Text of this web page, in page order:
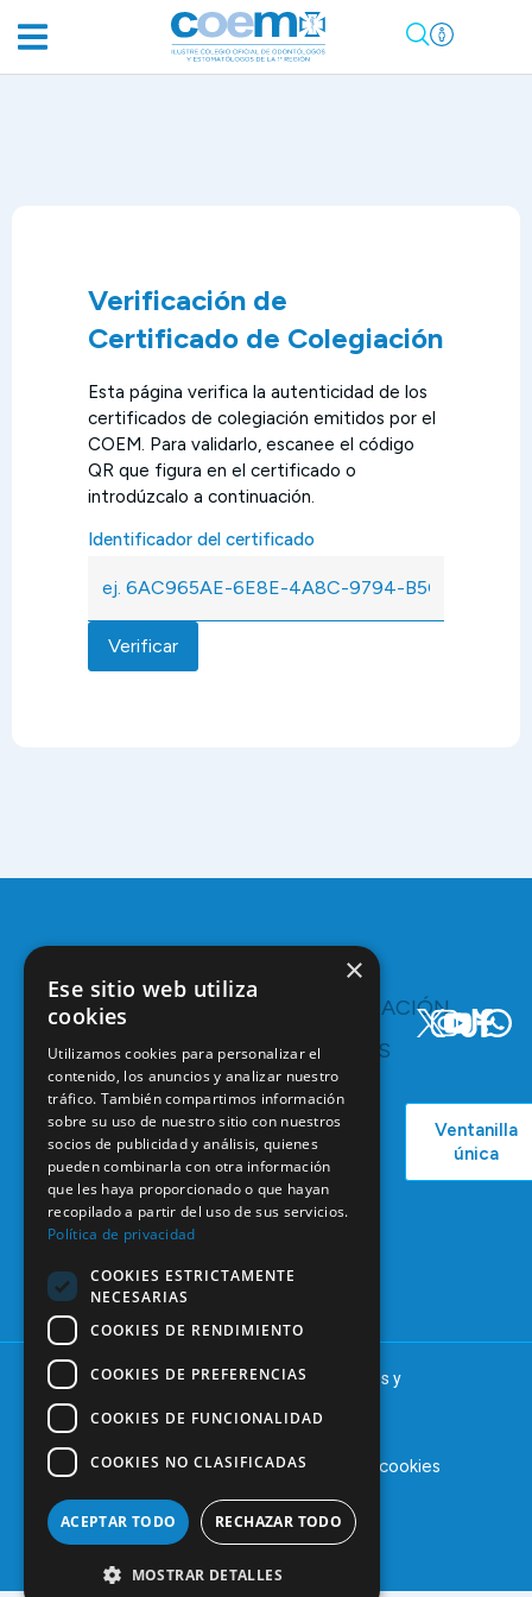
Verificación de
Certificado de Colegiación
Esta página verifica la autenticidad de los
certificados de colegiación emitidos por el
COEM. Para validarlo, escanee el código
QR que figura en el certificado o
introdúzcalo a continuación.
Identificador del certificado
Verificar
C/ Mauricio
Legendre,
28046
Madrid
91 561 29 05
informacion@coem.org.es
Servicios y
Ventajas
Bolsa de
Empleo
Formación
Continuada
Tablón de
COMUNICACIÓN
RECURSOS
Campañas
COEM
Podcast
Actualidad
Ventanilla
única
© 2025 – COEM – Colegio Oficial de Odontólogos y
Estomatólogos de la I región
Aviso legalPolítica de privacidadPolítica de cookies
×
Ese sitio web utiliza
cookies
Utilizamos cookies para personalizar el
contenido, los anuncios y analizar nuestro
tráfico. También compartimos información
sobre su uso de nuestro sitio con nuestros
socios de publicidad y análisis, quienes
pueden combinarla con otra información
que les haya proporcionado o que hayan
recopilado a partir del uso de sus servicios.
Política de privacidad
COOKIES ESTRICTAMENTE
NECESARIAS
COOKIES DE RENDIMIENTO
COOKIES DE PREFERENCIAS
COOKIES DE FUNCIONALIDAD
COOKIES NO CLASIFICADAS
ACEPTAR TODO RECHAZAR TODO
MOSTRAR DETALLES